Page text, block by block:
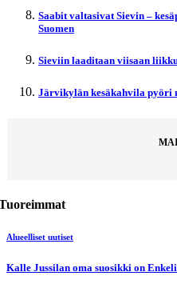
Saabit valtasivat Sievin –
Suomen
Sieviin laaditaan viisaan
Järvikylän kesäkahvila pyöri
Alueelliset uutiset
Kalle Jussilan oma suosikki on